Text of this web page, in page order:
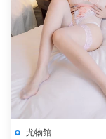
尤物館